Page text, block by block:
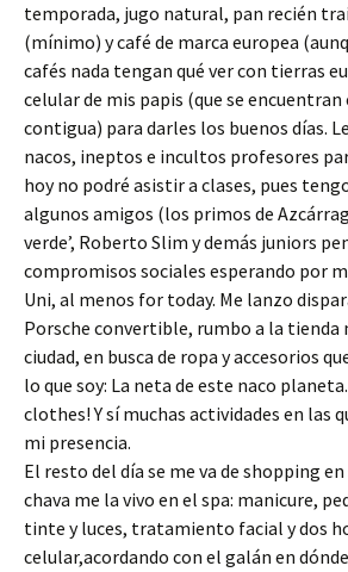
temporada, jugo natural, pan recién
(mínimo) y café de marca europea
cafés nada tengan qué ver con tierras
celular de mis papis (que se encuentran
contigua) para darles los buenos días.
nacos, ineptos e incultos profesores
hoy no podré asistir a clases, pues
algunos amigos (los primos de
verde’, Roberto Slim y demás juniors
compromisos sociales esperando por mí.
Uni, al menos for today. Me lanzo
Porsche convertible, rumbo a la tienda
ciudad, en busca de ropa y accesorios
lo que soy: La neta de este naco
clothes! Y sí muchas actividades en las
mi presencia.
El resto del día se me va de shopping
chava me la vivo en el spa: manicure,
tinte y luces, tratamiento facial y dos
celular,acordando con el galán en